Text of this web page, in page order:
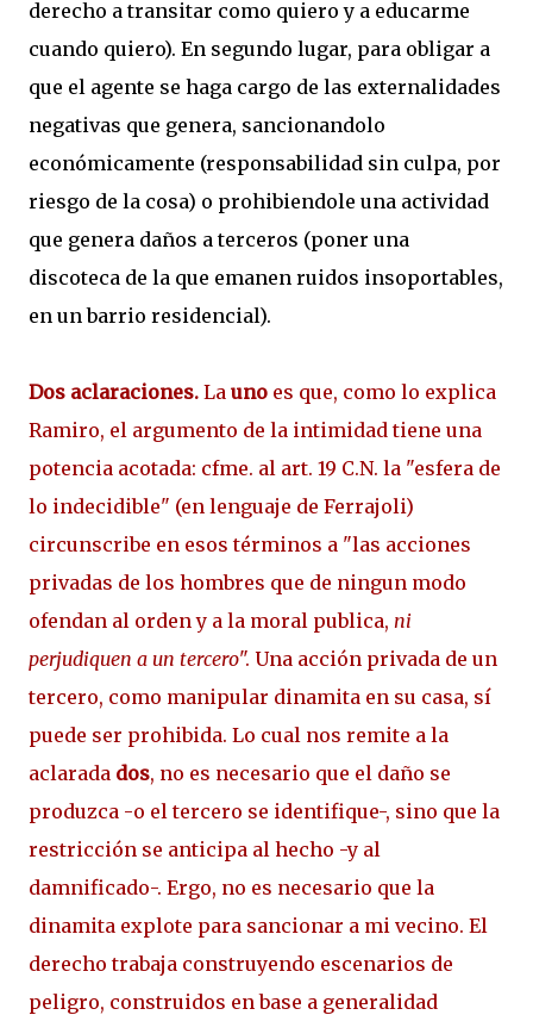
derecho a transitar como quiero y a educarme
cuando quiero). En segundo lugar, para obligar a
que el agente se haga cargo de las externalidades
negativas que genera, sancionandolo
económicamente (responsabilidad sin culpa, por
riesgo de la cosa) o prohibiendole una actividad
que genera daños a terceros (poner una
discoteca de la que emanen ruidos insoportables,
en un barrio residencial).
Dos aclaraciones. La uno es que, como lo explica
Ramiro, el argumento de la intimidad tiene una
potencia acotada: cfme. al art. 19 C.N. la "esfera de
lo indecidible" (en lenguaje de Ferrajoli)
circunscribe en esos términos a "las acciones
privadas de los hombres que de ningun modo
ofendan al orden y a la moral publica, ni
perjudiquen a un tercero". Una acción privada de un
tercero, como manipular dinamita en su casa, sí
puede ser prohibida. Lo cual nos remite a la
aclarada dos, no es necesario que el daño se
produzca -o el tercero se identifique-, sino que la
restricción se anticipa al hecho -y al
damnificado-. Ergo, no es necesario que la
dinamita explote para sancionar a mi vecino. El
derecho trabaja construyendo escenarios de
peligro, construidos en base a generalidad